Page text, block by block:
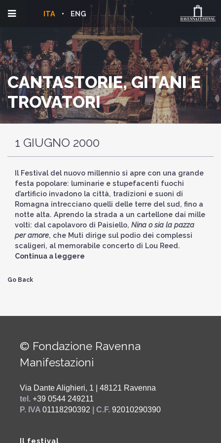
ENG
ITA
CANTASTORIE, GITANI E
TROVATORI
1 GIUGNO 2000
Il Festival del nuovo millennio si apre con una grande
festa popolare: luminarie e stupefacenti fuochi
d’artificio invadono la città, tradizioni e suoni di
Romagna intrecciano quelli delle terre del sud, fino a
notte alta. Aprendo la strada a un cartellone dai mille
volti: dal capolavoro di Paisiello, Nina o sia la pazza
per amore, che Muti dirige sul podio dei complessi
scaligeri, al memorabile concerto di Lou Reed.
Continua a leggere
Go Back
© Fondazione Ravenna
Manifestazioni
Via Dante Alighieri, 1 | 48121 Ravenna
tel. +39 0544 249211
P. IVA 01118290392 | C.F. 92010290390
Il festival